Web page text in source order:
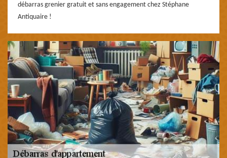
débarras grenier gratuit et sans engagement chez Stéphane
Antiquaire !